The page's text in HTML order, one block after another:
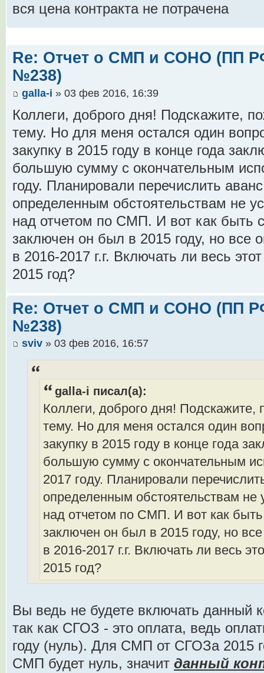
вся цена контракта не потрачена
Re: Отчет о СМП и СОНО (ПП РФ
№238)
galla-i » 03 фев 2016, 16:39
Коллеги, доброго дня! Подскажите,
тему. Но для меня остался один
закупку в 2015 году в конце года
большую сумму с окончательным
году. Планировали перечислить
определенным обстоятельствам не
над отчетом по СМП. И вот как быть
заключен он был в 2015 году, но все
в 2016-2017 г.г. Включать ли весь
2015 год?
Re: Отчет о СМП и СОНО (ПП РФ
№238)
sviv » 03 фев 2016, 16:57
galla-i писал(а):
Коллеги, доброго дня!
тему. Но для меня остался один
закупку в 2015 году в конце года
большую сумму с окончательным
2017 году. Планировали
определенным обстоятельствам не
над отчетом по СМП. И вот как быть
заключен он был в 2015 году, но
в 2016-2017 г.г. Включать ли весь
2015 год?
Вы ведь не будете включать данный
так как СГОЗ - это оплата, ведь
году (нуль). Для СМП от СГОЗа 2015
СМП будет нуль, значит данный